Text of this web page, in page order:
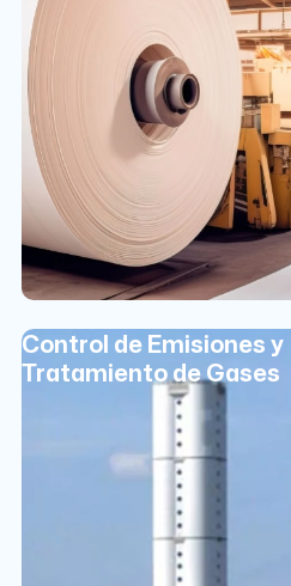
Control de Emisiones y
Tratamiento de Gases